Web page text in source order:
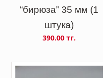
“бирюза” 35 мм (1
штука)
390.00 тг.